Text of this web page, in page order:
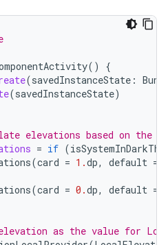
()
{
(savedInstanceState :
(savedInstanceState)
elevations based on the
= if (
(card = 1.dp, default =
(card = 0.dp, default =
as the value for